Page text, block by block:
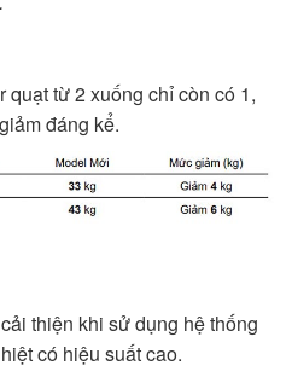
từ 2 xuống chỉ còn có 1,
đáng kể.
thiện khi sử dụng hệ thống
có hiệu suất cao.